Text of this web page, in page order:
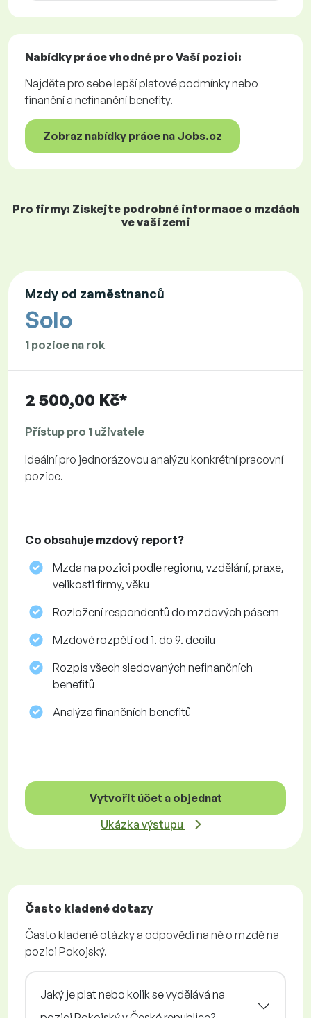
Nabídky prácevhodné pro Vaší pozici:
Najděte pro sebe lepší platové podmínky nebo
finanční a nefinanční benefity.
Zobraz nabídky práce na Jobs.cz
Pro firmy: Získejte podrobné informace o mzdách
ve vaší zemi
Mzdy od zaměstnanců
Solo
1 pozice na rok
2 500,00 Kč*
Přístup pro 1 uživatele
Ideální pro jednorázovou analýzu konkrétní pracovní
pozice.
Co obsahuje mzdový report?
Mzda na pozici podle regionu, vzdělání, praxe,
velikosti firmy, věku
Rozložení respondentů do mzdových pásem
Mzdové rozpětí od 1. do 9. decilu
Rozpis všech sledovaných nefinančních
benefitů
Analýza finančních benefitů
Vytvořit účet a objednat
Ukázka výstupu
Často kladené dotazy
Často kladené otázky a odpovědi na ně o mzdě na
pozici Pokojský.
Jaký je plat nebo kolik se vydělává na